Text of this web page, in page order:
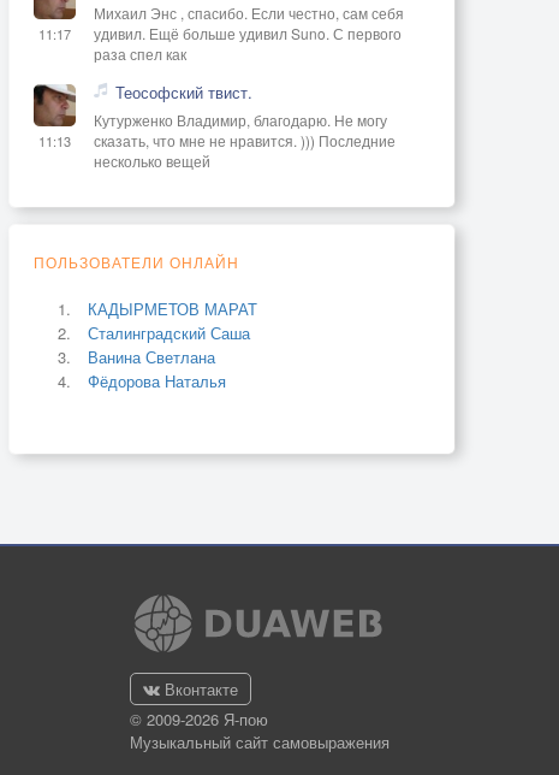
11:17
Михаил Энс , спасибо. Если честно, сам себя
удивил. Ещё больше удивил Suno. С первого
раза спел как
11:13
Теософский твист.
Кутурженко Владимир, благодарю. Не могу
сказать, что мне не нравится. ))) Последние
несколько вещей
ПОЛЬЗОВАТЕЛИ ОНЛАЙН
КАДЫРМЕТОВ МАРАТ
Сталинградский Саша
Ванина Светлана
Фёдорова Наталья
Вконтакте
© 2009-2026 Я-пою
Музыкальный сайт самовыражения